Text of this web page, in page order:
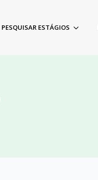
PESQUISAR ESTÁGIOS